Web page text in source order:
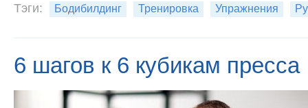
Тэги: Бодибилдинг Тренировка Упражнения
6 шагов к 6 кубикам пресса